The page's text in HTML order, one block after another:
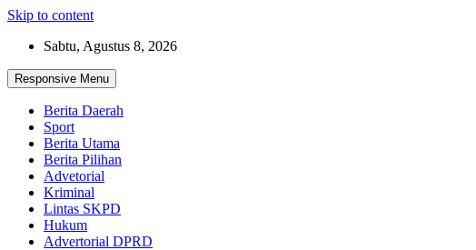
Skip to content
Sabtu, Agustus 8, 2026
Responsive Menu
Berita Daerah
Sport
Berita Utama
Berita Pilihan
Advetorial
Kriminal
Lintas SKPD
Hukum
Advertorial DPRD